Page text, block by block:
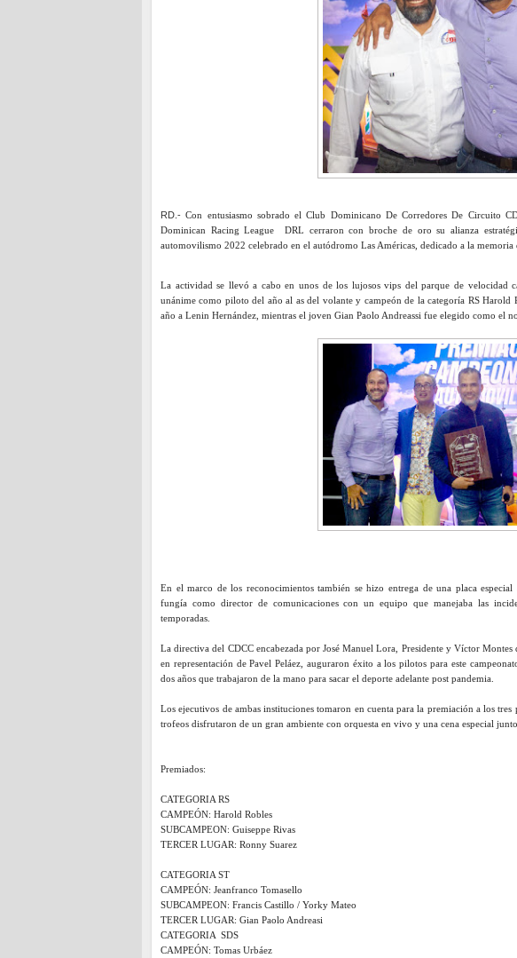
RD.-Con entusiasmo sobrado el Club Dominicano De Corredores De Circuito
Dominican Racing League DRL cerraron con broche de oro su alianza
automovilismo 2022 celebrado en el autódromo Las Américas, dedicado a la
La actividad se llevó a cabo en unos de los lujosos vips del parque de velocidad
unánime como piloto del año al as del volante y campeón de la categoría RS Harold
año a Lenin Hernández, mientras el joven Gian Paolo Andreassi fue elegido como el
En el marco de los reconocimientos también se hizo entrega de una placa
fungía como director de comunicaciones con un equipo que manejaba las
temporadas.
La directiva del CDCC encabezada por José Manuel Lora, Presidente y Víctor
en representación de Pavel Peláez, auguraron éxito a los pilotos para este
dos años que trabajaron de la mano para sacar el deporte adelante post pandemia.
Los ejecutivos de ambas instituciones tomaron en cuenta para la premiación a los
trofeos disfrutaron de un gran ambiente con orquesta en vivo y una cena especial
Premiados:
CATEGORIA RS
CAMPEÓN: Harold Robles
SUBCAMPEON: Guiseppe Rivas
TERCER LUGAR: Ronny Suarez
CATEGORIA ST
CAMPEÓN: Jeanfranco Tomasello
SUBCAMPEON: Francis Castillo / Yorky Mateo
TERCER LUGAR: Gian Paolo Andreasi
CATEGORIA SDS
CAMPEÓN: Tomas Urbáez